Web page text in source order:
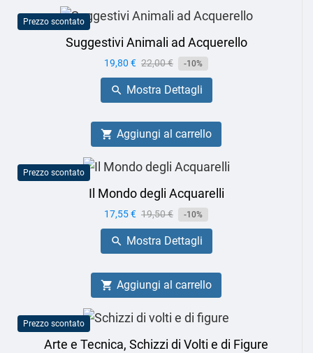
Prezzo scontato
Suggestivi Animali ad Acquerello
Prezzo
19,80 € Prezzo
base
22,00 € -10%
 Mostra Dettagli
 Aggiungi al carrello
Prezzo scontato
Il Mondo degli Acquarelli
Prezzo
17,55 € Prezzo
base
19,50 € -10%
 Mostra Dettagli
 Aggiungi al carrello
Prezzo scontato
Arte e Tecnica, Schizzi di Volti e di Figure